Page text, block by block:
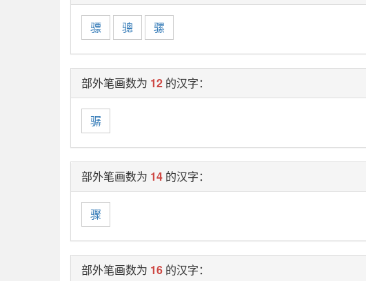
骠 骢 骡
部外笔画数为 12 的汉字：
骣
部外笔画数为 14 的汉字：
骤
部外笔画数为 16 的汉字：